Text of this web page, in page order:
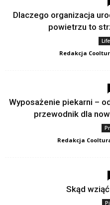
Dlaczego organizacja
powietrzu to
Redakcja
Wyposażenie piekarni –
przewodnik dla
Redakcja
Skąd